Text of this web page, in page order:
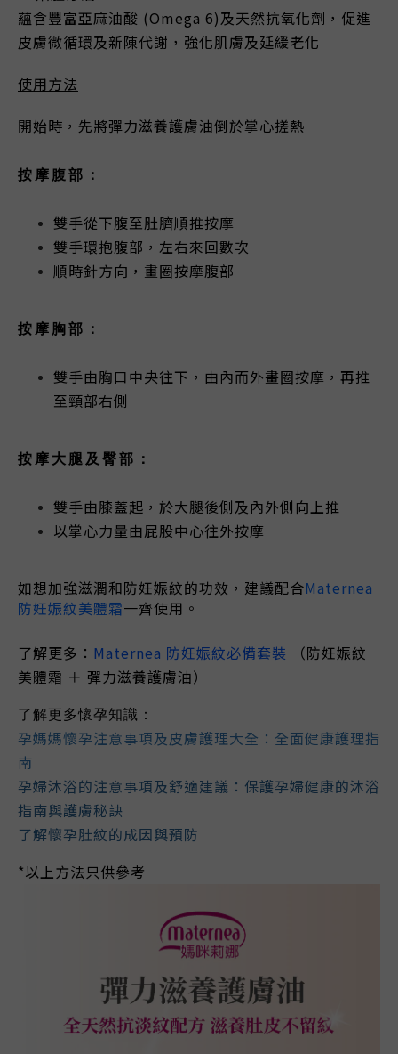
蘊含豐富亞麻油酸 (Omega 6)及天然抗氧化劑，促進
皮膚微循環及新陳代謝，強化肌膚及延緩老化
使用方法
開始時，先將彈力滋養護膚油倒於掌心搓熱
按摩腹部：
雙手從下腹至肚臍順推按摩
雙手環抱腹部，左右來回數次
順時針方向，畫圈按摩腹部
按摩胸部：
雙手由胸口中央往下，由內而外畫圈按摩，再推
至頸部右側
按摩大腿及臀部：
雙手由膝蓋起，於大腿後側及內外側向上推
以掌心力量由屁股中心往外按摩
如想加強滋潤和防妊娠紋的功效， 建議配合Maternea
防妊娠紋美體霜一齊使用。
了解更多： Maternea 防妊娠紋必備套裝 （防妊娠紋
美體霜 ＋ 彈力滋養護膚油）
了解更多懷孕知識 ：
孕媽媽懷孕注意事項及皮膚護理大全：全面健康護理指
南
孕婦沐浴的注意事項及舒適建議：保護孕婦健康的沐浴
指南與護膚秘訣
了解懷孕肚紋的成因與預防
*以上方法只供參考